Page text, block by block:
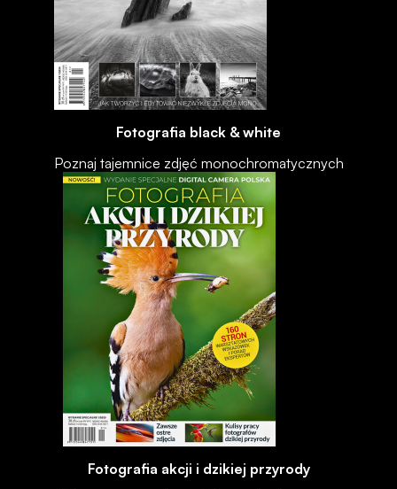
Fotografia black & white
Poznaj tajemnice zdjęć monochromatycznych
Fotografia akcji i dzikiej przyrody